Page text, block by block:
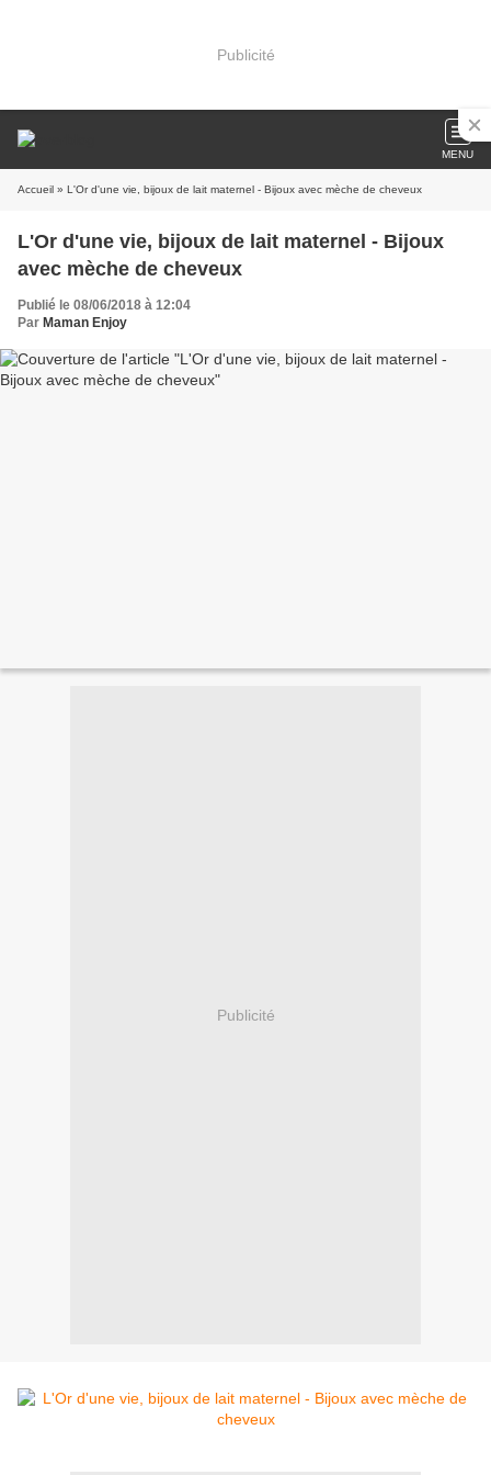
Publicité
MENU
Accueil » L'Or d'une vie, bijoux de lait maternel - Bijoux avec mèche de cheveux
L'Or d'une vie, bijoux de lait maternel - Bijoux
avec mèche de cheveux
Publié le 08/06/2018 à 12:04
Par Maman Enjoy
Publicité